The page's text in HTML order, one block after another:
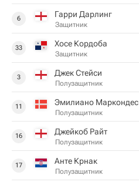
6 Гарри Дарлинг
Защитник
33 Хосе Кордоба
Защитник
3 Джек Стейси
Полузащитник
11 Эмилиано Маркондес
Полузащитник
16 Джейкоб Райт
Полузащитник
17 Анте Крнак
Полузащитник